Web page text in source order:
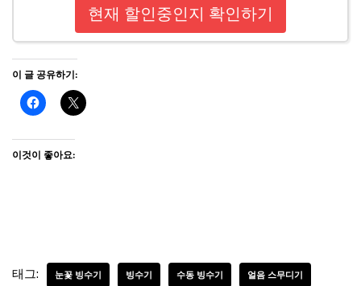
현재 할인중인지 확인하기
이 글 공유하기:
이것이 좋아요:
태그: 눈꽃 빙수기 빙수기 수동 빙수기 얼음 스무디기